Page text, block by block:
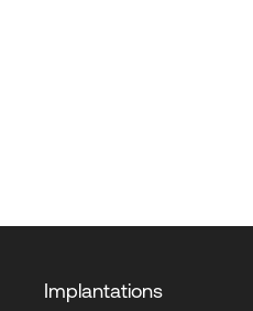
Implantations